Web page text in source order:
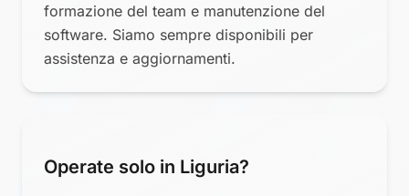
formazione del team e manutenzione del
software. Siamo sempre disponibili per
assistenza e aggiornamenti.
Operate solo in Liguria?